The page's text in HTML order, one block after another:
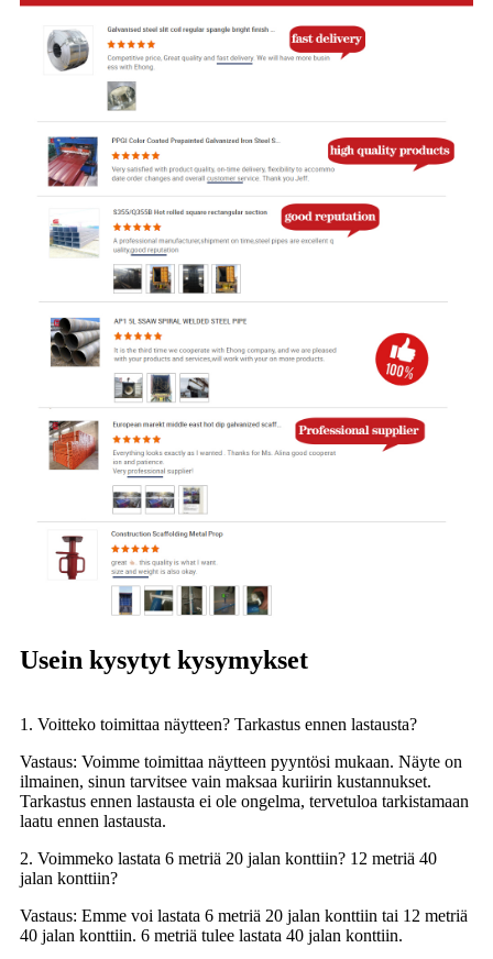
Usein kysytyt kysymykset
1. Voitteko toimittaa näytteen? Tarkastus ennen lastausta?
Vastaus: Voimme toimittaa näytteen pyyntösi mukaan. Näyte on
ilmainen, sinun tarvitsee vain maksaa kuriirin kustannukset.
Tarkastus ennen lastausta ei ole ongelma, tervetuloa tarkistamaan
laatu ennen lastausta.
2. Voimmeko lastata 6 metriä 20 jalan konttiin? 12 metriä 40
jalan konttiin?
Vastaus: Emme voi lastata 6 metriä 20 jalan konttiin tai 12 metriä
40 jalan konttiin. 6 metriä tulee lastata 40 jalan konttiin.